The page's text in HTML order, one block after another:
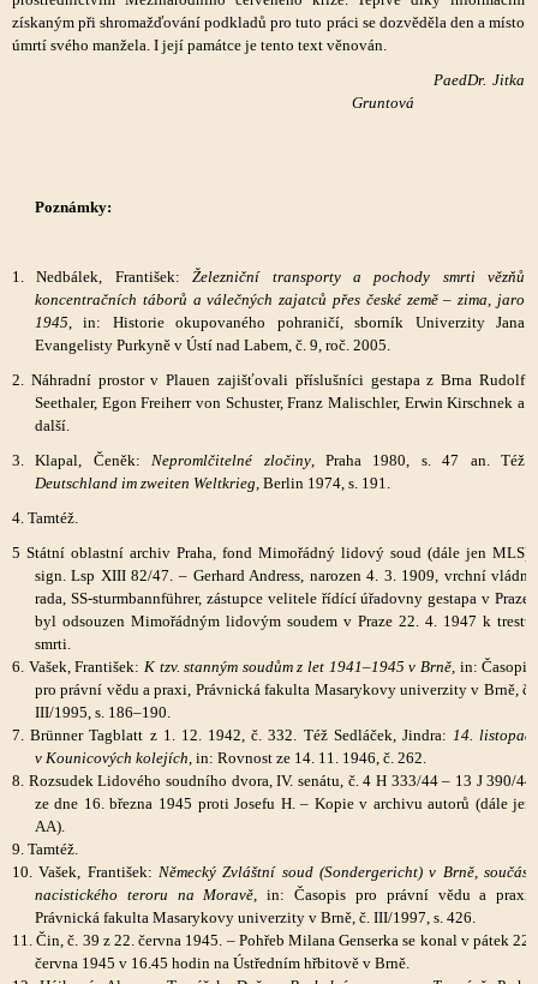
získaným při shromažďování podkladů pro tuto práci se dozvěděla den a místo
úmrtí svého manžela. I její památce je tento text věnován.
PaedDr. Jitka
Gruntová
Poznámky:
1. Nedbálek, František:Železniční transporty a pochody smrti vězňů
koncentračních táborů a válečných zajatců přes české země – zima, jaro
1945, in: Historie okupovaného pohraničí, sborník Univerzity Jana
Evangelisty Purkyně v Ústí nad Labem, č. 9, roč. 2005.
2. Náhradní prostor v Plauen zajišťovali příslušníci gestapa z Brna Rudolf
Seethaler, Egon Freiherr von Schuster, Franz Malischler, Erwin Kirschnek a
další.
3. Klapal, Čeněk:Nepromlčitelné zločiny, Praha 1980, s. 47 an. Též
Deutschland im zweiten Weltkrieg, Berlin 1974, s. 191.
4. Tamtéž.
5 Státní oblastní archiv Praha, fond Mimořádný lidový soud (dále jen MLS),
sign. Lsp XIII 82/47. – Gerhard Andress, narozen 4. 3. 1909, vrchní vládní
rada, SS-sturmbannführer, zástupce velitele řídící úřadovny gestapa v Praze,
byl odsouzen Mimořádným lidovým soudem v Praze 22. 4. 1947 k trestu
smrti.
6. Vašek, František: K tzv. stanným soudům z let 1941–1945 v Brně,in: Časopis
pro právní vědu a praxi, Právnická fakulta Masarykovy univerzity v Brně, č.
III/1995, s. 186–190.
7. Brünner Tagblatt z 1. 12. 1942, č. 332. Též Sedláček, Jindra:14. listopad
v Kounicových kolejích, in: Rovnost ze 14. 11. 1946, č. 262.
8. Rozsudek Lidového soudního dvora, IV. senátu, č. 4 H 333/44 – 13 J 390/44
ze dne 16. března 1945 proti Josefu H. – Kopie v archivu autorů (dále jen
AA).
9. Tamtéž.
10. Vašek, František:Německý Zvláštní soud (Sondergericht) v Brně, součást
nacistického teroru na Moravě, in: Časopis pro právní vědu a praxi,
Právnická fakulta Masarykovy univerzity v Brně, č. III/1997, s. 426.
11. Čin, č. 39 z 22. června 1945. – Pohřeb Milana Genserka se konal v pátek 22.
června 1945 v 16.45 hodin na Ústředním hřbitově v Brně.